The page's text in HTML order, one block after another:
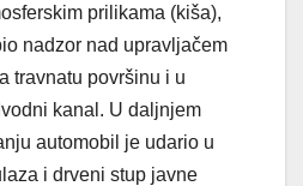
prilikama (kiša),
nadzor nad upravljačem
travnatu površinu i u
kanal. U daljnjem
automobil je udario u
i drveni stup javne